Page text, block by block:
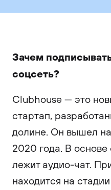
Зачем
соцсеть?
Clubhouse — это
стартап,
долине. Он вышел
2020 года. В основе
лежит аудио-чат.
находится на